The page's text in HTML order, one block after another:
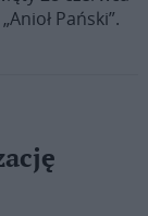
Pański”.